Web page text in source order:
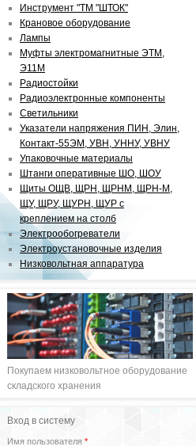
Инструмент "ТМ "ШТОК"
Крановое оборудование
Лампы
Муфты электромагнитные ЭТМ,
Э11М
Радиостойки
Радиоэлектронные компоненты
Светильники
Указатели напряжения ПИН, Элин,
Контакт-55ЭМ, УВН, УННУ, УВНУ
Упаковочные материалы
Штанги оперативные ШО, ШОУ
Щиты ОЩВ, ЩРН, ЩРНМ, ЩРН-М,
ЩУ, ЩРУ, ЩУРН, ЩУР с
креплением на столб
Электрообогреватели
Электроустановочные изделия
Низковольтная аппаратура
Покупаем низковольтное оборудование
складского хранения
Вход в систему
Имя пользователя *